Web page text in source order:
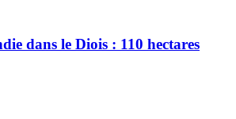
dans le Diois : 110 hectares